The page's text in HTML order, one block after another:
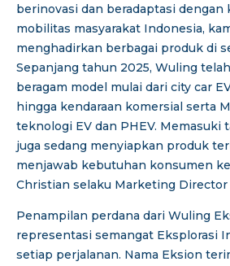
berinovasi dan beradaptasi dengan
mobilitas masyarakat Indonesia,
menghadirkan berbagai produk di
Sepanjang tahun 2025, Wuling
beragam model mulai dari city car
hingga kendaraan komersial serta
teknologi EV dan PHEV. Memasuki
juga sedang menyiapkan produk
menjawab kebutuhan konsumen
Christian selaku Marketing
Penampilan perdana dari Wuling
representasi semangat Eksplorasi
setiap perjalanan. Nama Eksion